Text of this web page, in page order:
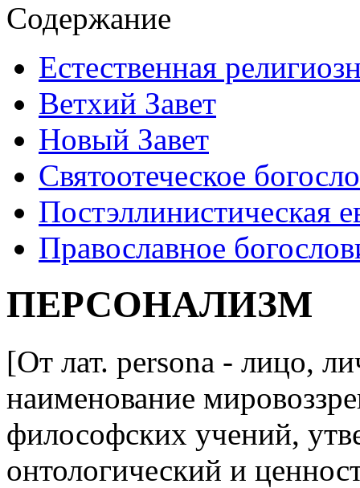
Содержание
Естественная
Ветхий Завет
Новый Завет
Святоотеческое
Постэллинистическая
Православное
ПЕРСОНАЛИЗМ
[От лат. persona - лицо,
наименование
философских учений,
онтологический и